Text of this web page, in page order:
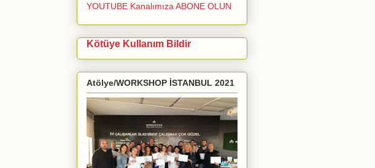
YOUTUBE Kanalımıza ABONE OLUN
Kötüye Kullanım Bildir
Atölye/WORKSHOP İSTANBUL 2021